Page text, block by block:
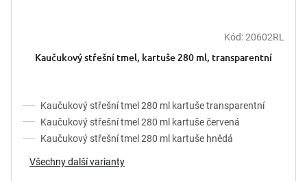
Kód:20602RL
Kaučukový střešní tmel, kartuše 280 ml, transparentní
Kaučukový střešní tmel 280 ml kartuše transparentní
Kaučukový střešní tmel 280 ml kartuše červená
Kaučukový střešní tmel 280 ml kartuše hnědá
Všechny další varianty